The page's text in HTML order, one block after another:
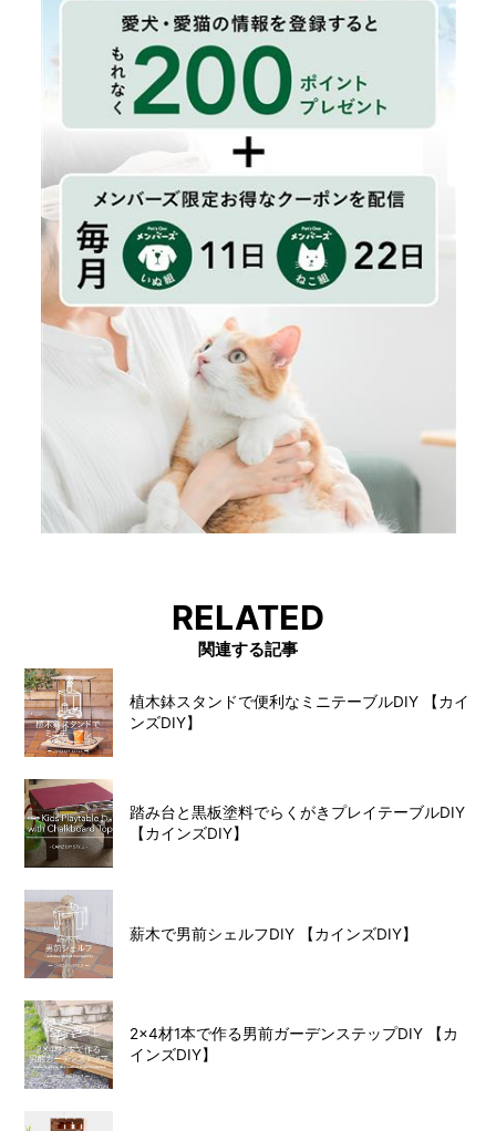
RELATED
関連する記事
植木鉢スタンドで便利なミニテーブルDIY 【カイ
ンズDIY】
踏み台と黒板塗料でらくがきプレイテーブルDIY
【カインズDIY】
薪木で男前シェルフDIY 【カインズDIY】
2×4材1本で作る男前ガーデンステップDIY 【カ
インズDIY】